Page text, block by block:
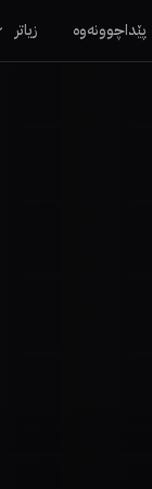
پێداچوونەوە زیاتر